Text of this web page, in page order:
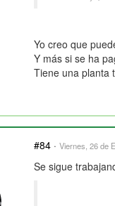
Yo creo que
Y más si se ha
Tiene una planta
#84 · Viernes, 26 de
Se sigue